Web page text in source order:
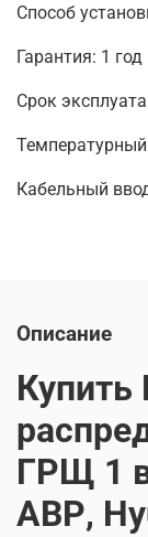
Способ
Гарантия: 1 год
Срок
Кабельный
Описание
Купить
ГРЩ 1
АВР,